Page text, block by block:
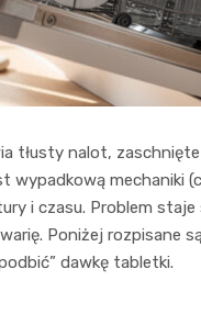
tłusty nalot,
mechaniki
i czasu. Problem
Poniżej rozpisane
dawkę tabletki.